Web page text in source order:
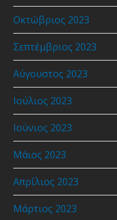
Οκτώβριος 2023
Σεπτέμβριος 2023
Αύγουστος 2023
Ιούλιος 2023
Ιούνιος 2023
Μάιος 2023
Απρίλιος 2023
Μάρτιος 2023